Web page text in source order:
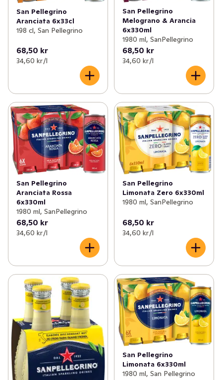
San Pellegrino
Aranciata 6x33cl
198 cl, San Pellegrino
68,50 kr
34,60 kr /l
San Pellegrino
Melograno & Arancia
6x330ml
1980 ml, SanPellegrino
68,50 kr
34,60 kr /l
San Pellegrino
Aranciata Rossa
6x330ml
1980 ml, SanPellegrino
68,50 kr
34,60 kr /l
San Pellegrino
Limonata Zero 6x330ml
1980 ml, SanPellegrino
68,50 kr
34,60 kr /l
San Pellegrino
Limonata 6x330ml
1980 ml, San Pellegrino